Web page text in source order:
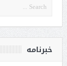
خبرنامه